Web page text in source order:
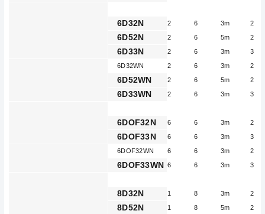
6D32N 2 6 3m 2
6D52N 2 6 5m 2
6D33N 2 6 3m
3
6D32WN
2 6 3m 2
6D52WN 2 6 5m 2
6D33WN 2 6 3m 3
6DOF32N 6 6 3m 2
6DOF33N 6 6 3m
3
6DOF32WN
6 6 3m 2
6DOF33WN 6 6 3m 3
8D32N 1 8 3m 2
8D52N 1 8 5m 2